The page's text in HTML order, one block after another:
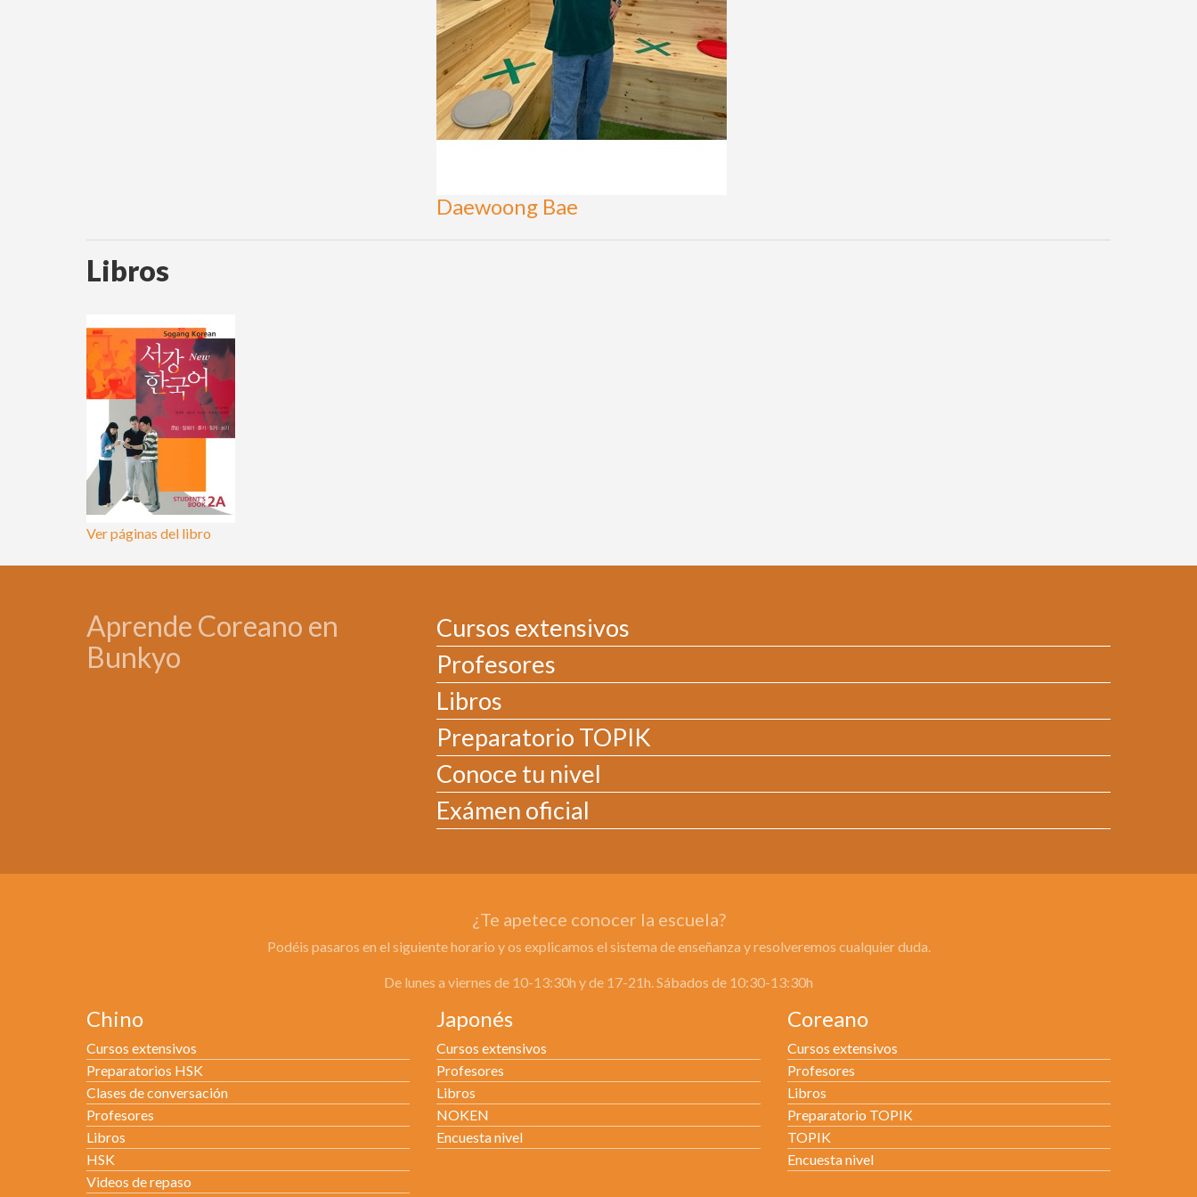
Daewoong Bae
Libros
Ver páginas del libro
Aprende Coreano en
Bunkyo
Cursos extensivos
Profesores
Libros
Preparatorio TOPIK
Conoce tu nivel
Exámen oficial
¿Te apetece conocer la escuela?
Podéis pasaros en el siguiente horario y os explicamos el sistema de enseñanza y resolveremos cualquier duda.
De lunes a viernes de 10-13:30h y de 17-21h. Sábados de 10:30-13:30h
Chino
Cursos extensivos
Preparatorios HSK
Clases de conversación
Profesores
Libros
HSK
Videos de repaso
Japonés
Cursos extensivos
Profesores
Libros
NOKEN
Encuesta nivel
Coreano
Cursos extensivos
Profesores
Libros
Preparatorio TOPIK
TOPIK
Encuesta nivel